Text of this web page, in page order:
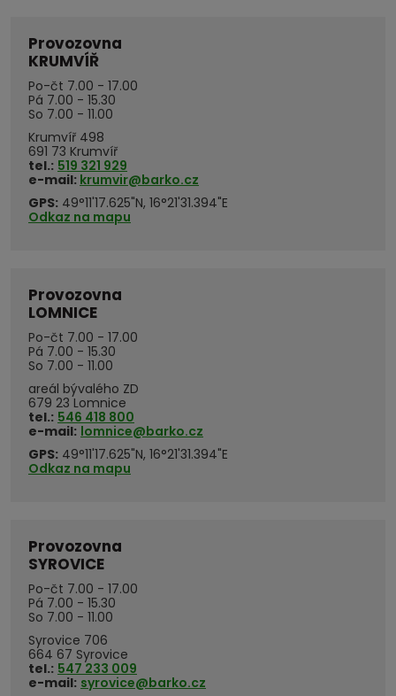
Provozovna
KRUMVÍŘ
Po-čt 7.00 - 17.00
Pá 7.00 - 15.30
So 7.00 - 11.00
Krumvíř 498
691 73 Krumvíř
tel.: 519 321 929
e-mail: krumvir@barko.cz
GPS: 49°11'17.625"N, 16°21'31.394"E
Odkaz na mapu
Provozovna
LOMNICE
Po-čt 7.00 - 17.00
Pá 7.00 - 15.30
So 7.00 - 11.00
areál bývalého ZD
679 23 Lomnice
tel.: 546 418 800
e-mail: lomnice@barko.cz
GPS: 49°11'17.625"N, 16°21'31.394"E
Odkaz na mapu
Provozovna
SYROVICE
Po-čt 7.00 - 17.00
Pá 7.00 - 15.30
So 7.00 - 11.00
Syrovice 706
664 67 Syrovice
tel.: 547 233 009
e-mail: syrovice@barko.cz